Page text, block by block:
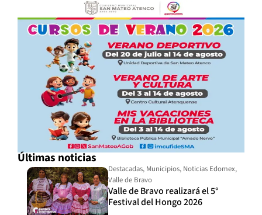
Últimas noticias
Destacadas, Municipios, Noticias Edomex,
Valle de Bravo
Valle de Bravo realizará el 5°
Festival del Hongo 2026